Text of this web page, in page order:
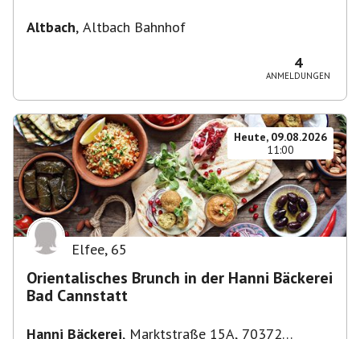
Altbach, Altbach Bahnhof
4
ANMELDUNGEN
Heute, 09.08.2026
11:00
Elfee, 65
Orientalisches Brunch in der Hanni Bäckerei
Bad Cannstatt
Hanni Bäckerei, Marktstraße 15A, 70372